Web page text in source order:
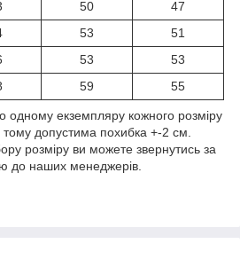
50
47
53
51
53
53
59 55
одному екземпляру кожного розміру
допустима похибка +-2 см.
розміру ви можете звернутись за
до наших менеджерів.